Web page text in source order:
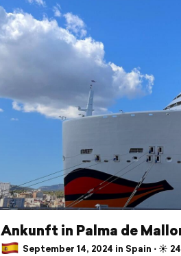
Ankunft in Palma de
September 14, 2024 in Spain ⋅ ☀️ 24